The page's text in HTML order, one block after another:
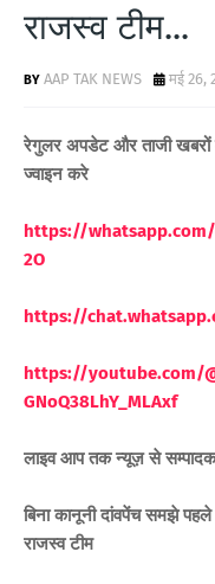
राजस्व टीम...
AAP TAK NEWS मई 26,
रेगुलर अपडेट और ताजी खबरों
ज्वाइन करे
https://whatsapp.com/
2O
https://
https://youtube.com/
GNoQ38LhY_MLAxf
लाइव आप तक न्यूज़ से
बिना कानूनी दांवपेंच समझे
राजस्व टीम